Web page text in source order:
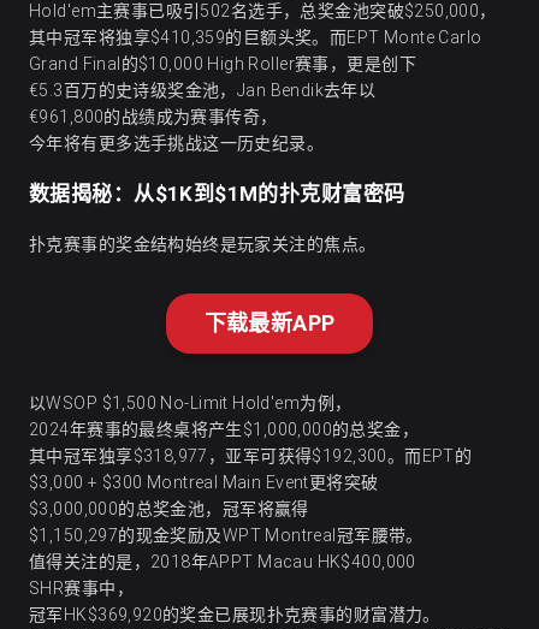
Hold'em主赛事已吸引502名选手，总奖金池突破$250,000，
其中冠军将独享$410,359的巨额头奖。而EPT Monte Carlo
Grand Final的$10,000 High Roller赛事，更是创下
€5.3百万的史诗级奖金池，Jan Bendik去年以
€961,800的战绩成为赛事传奇，
今年将有更多选手挑战这一历史纪录。
数据揭秘：从$1K到$1M的扑克财富密码
扑克赛事的奖金结构始终是玩家关注的焦点。
下载最新APP
以WSOP $1,500 No-Limit Hold'em为例，
2024年赛事的最终桌将产生$1,000,000的总奖金，
其中冠军独享$318,977，亚军可获得$192,300。而EPT的
$3,000 + $300 Montreal Main Event更将突破
$3,000,000的总奖金池，冠军将赢得
$1,150,297的现金奖励及WPT Montreal冠军腰带。
值得关注的是，2018年APPT Macau HK$400,000
SHR赛事中，
冠军HK$369,920的奖金已展现扑克赛事的财富潜力。